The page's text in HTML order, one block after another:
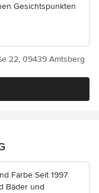
Gesichtspunkten
22, 09439 Amtsberg
Farbe Seit 1997
Bäder und